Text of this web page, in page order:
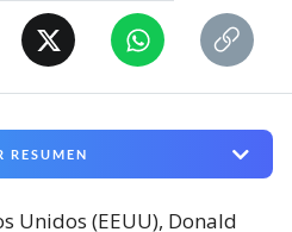
RESUMEN
Unidos (EEUU), Donald